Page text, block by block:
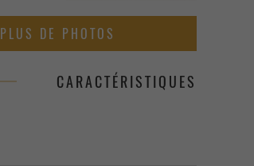
PLUS DE PHOTOS
CARACTÉRISTIQUES